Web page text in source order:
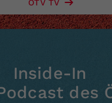
ÖTV TV
Inside-In
des